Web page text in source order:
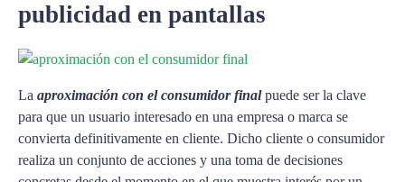
publicidad en pantallas
La aproximación con el consumidor finalpuede ser la clave
para que un usuario interesado en una empresa o marca se
convierta definitivamente en cliente. Dicho cliente o consumidor
realiza un conjunto de acciones y una toma de decisiones